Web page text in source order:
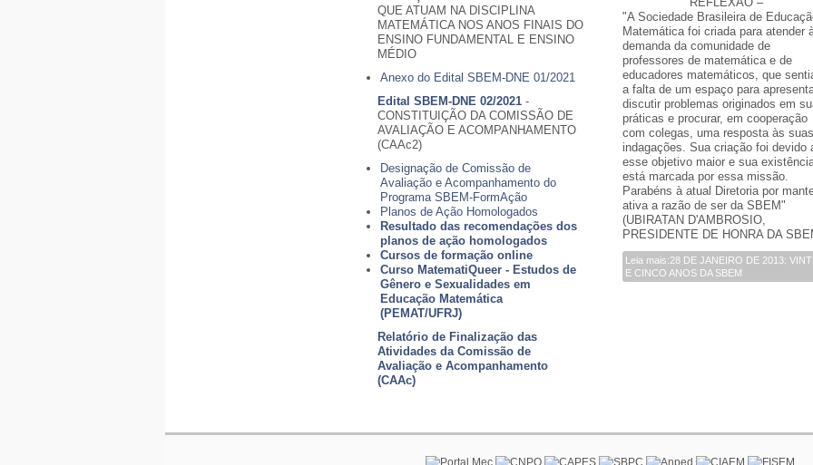
QUE ATUAM NA DISCIPLINA
MATEMÁTICA NOS ANOS FINAIS DO
ENSINO FUNDAMENTAL E ENSINO
MÉDIO
Anexo do Edital SBEM-DNE 01/2021
Edital SBEM-DNE 02/2021 -
CONSTITUIÇÃO DA COMISSÃO DE
AVALIAÇÃO E ACOMPANHAMENTO
(CAAc2)
Designação de Comissão de
Avaliação e Acompanhamento do
Programa SBEM-FormAção
Planos de Ação Homologados
Resultado das recomendações dos
planos de ação homologados
Cursos de formação online
Curso MatematiQueer - Estudos de
Gênero e Sexualidades em
Educação Matemática
(PEMAT/UFRJ)
Relatório de Finalização das
Atividades da Comissão de
Avaliação e Acompanhamento
(CAAc)
"A Sociedade Brasileira de
Matemática foi criada para atender
demanda da comunidade de
professores de matemática e de
educadores matemáticos, que
a falta de um espaço para
discutir problemas originados em
práticas e procurar, em cooperação
com colegas, uma resposta às suas
indagações. Sua criação foi devido
esse objetivo maior e sua
está marcada por essa missão.
Parabéns à atual Diretoria por
ativa a razão de ser da SBEM"
(UBIRATAN D'AMBROSIO,
PRESIDENTE DE HONRA DA
Leia mais:28 DE JANEIRO DE 2013:
E CINCO ANOS DA SBEM